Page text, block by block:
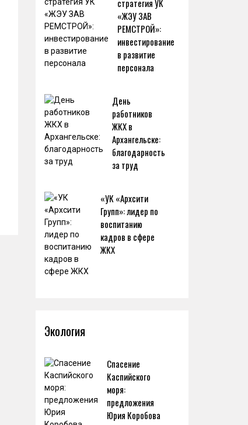
стратегия УК
«ЖЭУ ЗАВ
РЕМСТРОЙ»:
инвестирование
в развитие
персонала
День
работников
ЖКХ в
Архангельске:
благодарность
за труд
«УК «Архсити
Групп»: лидер по
воспитанию
кадров в сфере
ЖКХ
Экология
Спасение
Каспийского
моря:
предложения
Юрия Коробова